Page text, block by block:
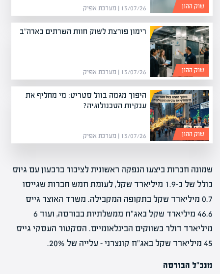
13/07/26 | מערכת אפיק שוק ההון
רימון פורצת לשוק חוות השרתים בארה"ב
13/07/26 | מערכת אפיק שוק ההון
היפוך מגמה בוול סטריט: מי מחליף את
ענקיות הטכנולוגיה?
13/07/26 | מערכת אפיק שוק ההון
שמונה חברות ביצעו הנפקה ראשונית לציבור ברבעון עם גיוס
כולל של כ-1.9 מיליארד שקל, לעומת חמש חברות שגייסו
0.7 מיליארד שקל בתקופה המקבילה. משרד האוצר גייס
46.6 מיליארד שקל באג"ח ממשלתיות בבורסה, ועוד 6
מיליארד דולר בשווקים הבינלאומיים. הסקטור העסקי גייס
45 מיליארד שקל באג"ח קונצרני – עלייה של 20%.
מנכ"ל הבורסה